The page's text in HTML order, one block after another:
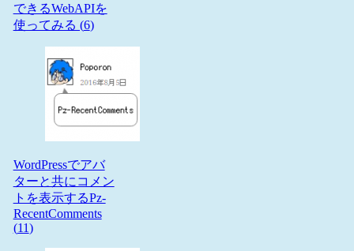
できるWebAPIを
使ってみる (6)
WordPressでアバ
ターと共にコメン
トを表示するPz-
RecentComments
(11)